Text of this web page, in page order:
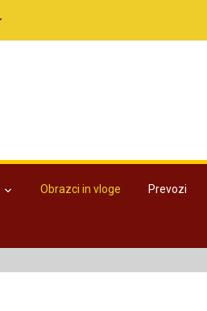
Obrazci in vloge Prevozi